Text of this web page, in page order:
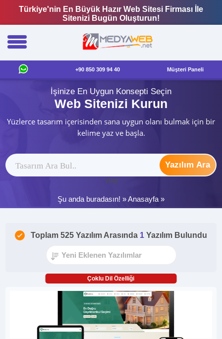
Türkiye'nin En Büyük Hazır Web Sitesi Firması İle
Sitenizi Bugün Oluşturun!
+90 850 309 94 40 Müşteri Paneli
İşinize En Uygun Konsepti Seçin
Web Sitenizi Kurun
Yüzlerce tasarım içerisinden sana uygun olanı bulmak için bir
kelime yaz ve başla.
Yazılım Ara
ytag
Şu anda buradasın! »Anasayfa »
Toplam 525 Yazılım Arasında 1 Yazılım Bulundu
Çoklu Dil Özelliği